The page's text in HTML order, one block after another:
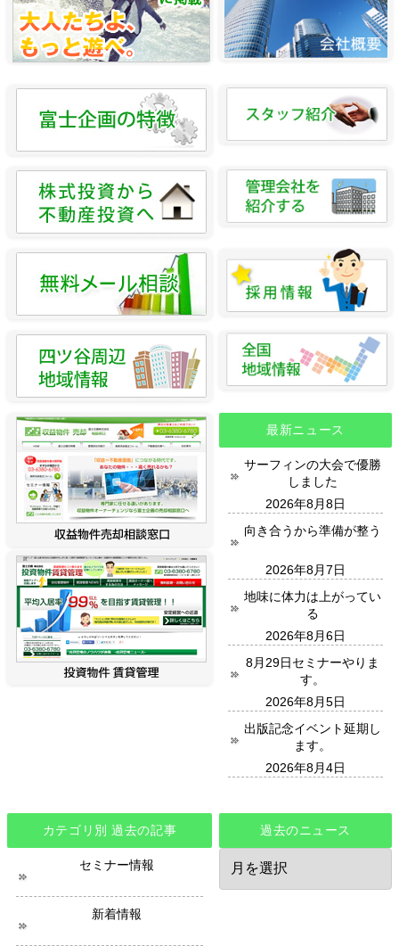
最新ニュース
サーフィンの大会で優勝
しました
2026年8月8日
向き合うから準備が整う
2026年8月7日
地味に体力は上がってい
る
2026年8月6日
8月29日セミナーやりま
す。
2026年8月5日
出版記念イベント延期し
ます。
2026年8月4日
カテゴリ別 過去の記事
セミナー情報
新着情報
過去のニュース
過
の